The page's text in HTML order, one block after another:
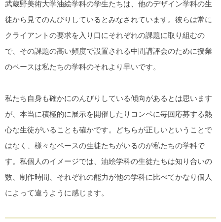
武蔵野美術大学油絵学科の学生たちは、他のデザイン学科の生
徒から見てのんびりしているとみなされています。彼らは常に
クライアントの要求を入り口にそれぞれの課題に取り組むの
で、その課題の高い頻度で設置される中間講評会のために授業
のペースは私たちの学科のそれより早いです。
私たち自身も確かにのんびりしている傾向があるとは思います
が、本当に積極的に展示を開催したりコンペに毎回応募する熱
心な生徒がいることも確かです。どちらが正しいということで
はなく、様々なペースの生徒たちがいるのが私たちの学科で
す。私個人のイメージでは、油絵学科の生徒たちは知り合いの
数、制作時間、それぞれの能力が他の学科に比べてかなり個人
によって違うように感じます。